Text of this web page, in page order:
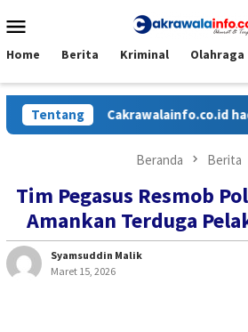
ke
Mobile
Home Berita Kriminal Olahraga
TentangCakrawalainfo.co.id hadir
Beranda Berita
Tim Pegasus Resmob
Amankan Terduga
Syamsuddin Malik
Maret 15, 2026